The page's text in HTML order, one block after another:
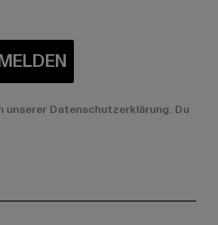
Datenschutzerklärung. Du